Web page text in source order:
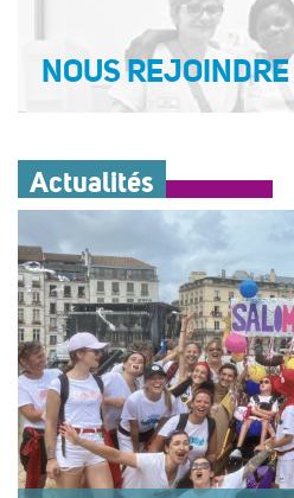
NOUSREJOINDRE
Actualités